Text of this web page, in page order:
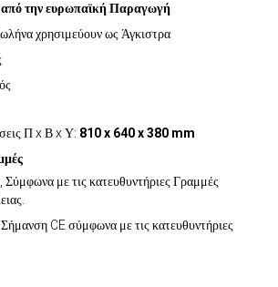
από την ευρωπαϊκή Παραγωγή
χρησιμεύουν ως Άγκιστρα
Π x Β x Υ: 810 x 640 x 380 mm
Σύμφωνα με τις κατευθυντήριες Γραμμές
CE σύμφωνα με τις κατευθυντήριες